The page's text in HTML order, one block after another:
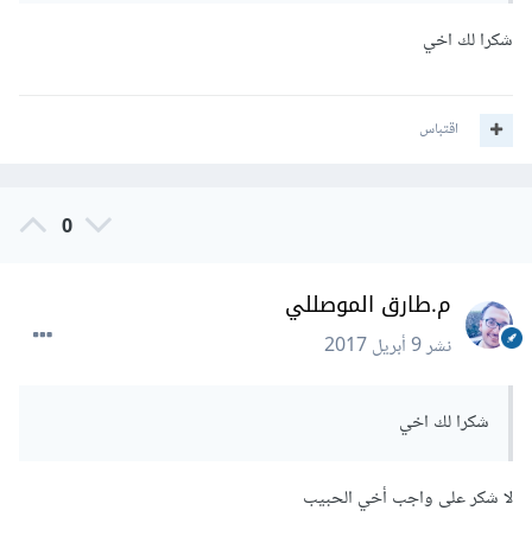
كيف أشارك في الكتابة ضمن أكاديمية حسوب؟
شكرا لك اخي
اقتباس
0
م.طارق الموصللي
نشر9 أبريل 2017
شكرا لك اخي
لا شكر على واجب أخي الحبيب